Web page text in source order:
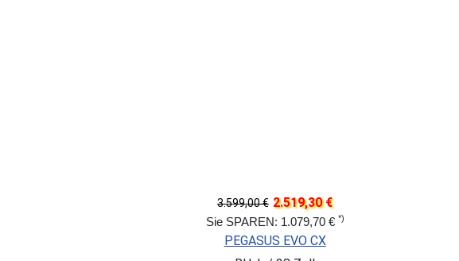
3.599,00 € 2.519,30 €
Sie SPAREN: 1.079,70 € *)
PEGASUS EVO CX